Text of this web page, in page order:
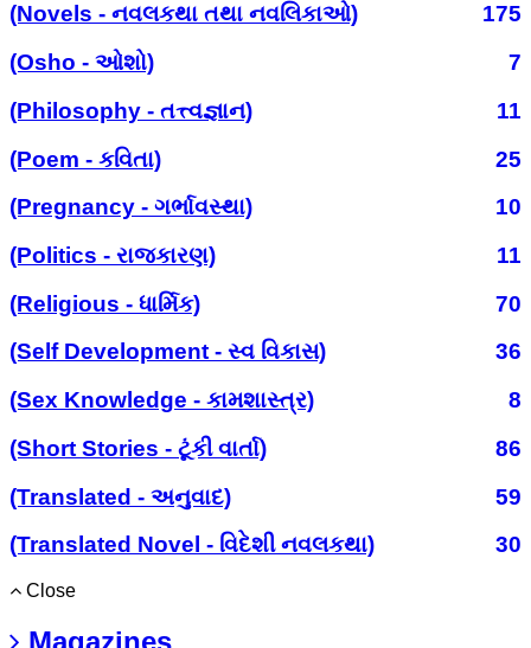
(Novels - નવલકથા તથા નવલિકાઓ)
175
(Osho - ઓશો)
7
(Philosophy - તત્ત્વજ્ઞાન)
11
(Poem - કવિતા)
25
(Pregnancy - ગર્ભાવસ્થા)
10
(Politics - રાજકારણ)
11
(Religious - ધાર્મિક)
70
(Self Development - સ્વ વિકાસ)
36
(Sex Knowledge - કામશાસ્ત્ર)
8
(Short Stories - ટૂંકી વાર્તા)
86
(Translated - અનુવાદ)
59
(Translated Novel - વિદેશી નવલકથા)
30
Close
Magazines